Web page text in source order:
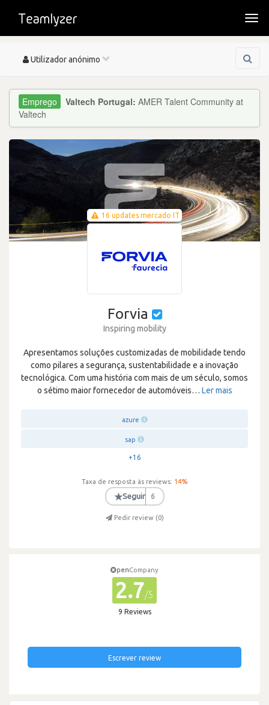
Toggle
Utilizador anónimo
Valtech Portugal: AMER Talent Community at
Valtech
16 updates mercado IT
Forvia
Inspiring mobility
Apresentamos soluções customizadas de mobilidade tendo
como pilares a segurança, sustentabilidade e a inovação
tecnológica. Com uma história com mais de um século, somos
o sétimo maior fornecedor de automóveis… Ler mais
azure
sap
+16
Taxa de resposta às reviews: 14%
★Seguir 6
Pedir review (0)
penCompany
2.7/5
9 Reviews
Escrever review